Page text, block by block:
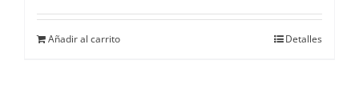
Añadir al carrito Detalles